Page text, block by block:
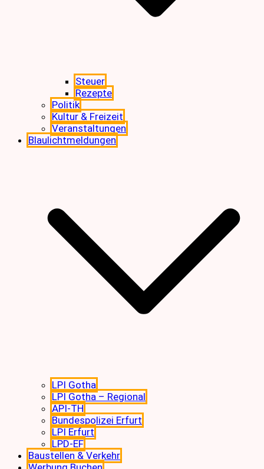
Steuer
Rezepte
Politik
Kultur & Freizeit
Veranstaltungen
Blaulichtmeldungen
LPI Gotha
LPI Gotha – Regional
API-TH
Bundespolizei Erfurt
LPI Erfurt
LPD-EF
Baustellen & Verkehr